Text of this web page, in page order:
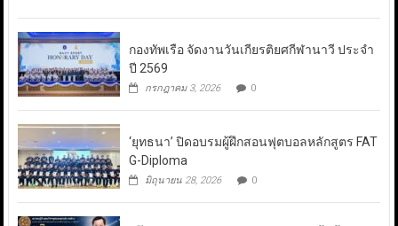
กองทัพเรือ จัดงานวันเกียรติยศกีฬานาวี ประจำ
ปี 2569
กรกฎาคม 3, 2026 0
‘ยุทธนา’ ปิดอบรมผู้ฝึกสอนฟุตบอลหลักสูตร FAT
G-Diploma
มิถุนายน 28, 2026 0